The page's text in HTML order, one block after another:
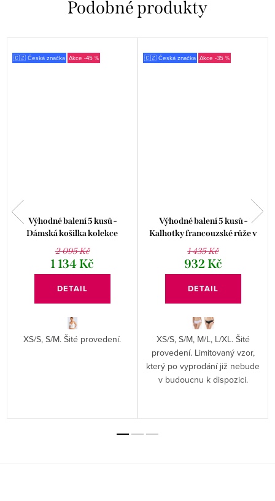
🇨🇿 Česká značka -45 %
Výhodné balení 5 kusů -
Dámská košilka kolekce
MINERVA 18995P
2 095 Kč
1 134 Kč
DETAIL
XS/S, S/M. Šité provedení.
🇨🇿 Česká značka -35 %
Výhodné balení 5 kusů -
Kalhotky francouzské růže v
pase kolekce Disco 19 14163P
1 435 Kč
932 Kč
DETAIL
XS/S, S/M, M/L, L/XL. Šité
provedení. Limitovaný vzor,
který po vyprodání již nebude
v budoucnu k dispozici.